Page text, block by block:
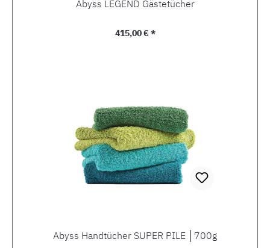
Abyss LEGEND Gästetücher
Regulärer Preis:
415,00 € *
Abyss Handtücher SUPER PILE │700g